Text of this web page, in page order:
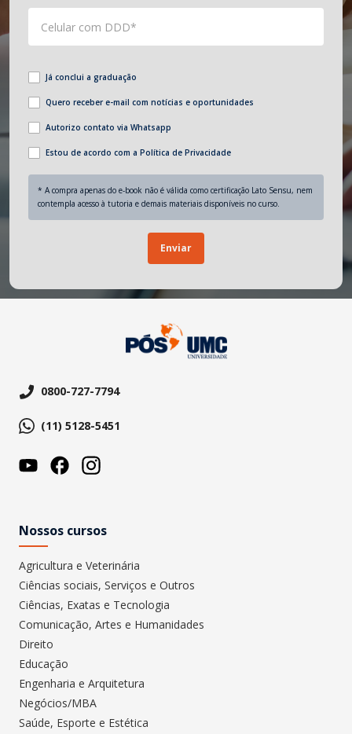
Celular com DDD*
Já conclui a graduação
Quero receber e-mail com notícias e oportunidades
Autorizo contato via Whatsapp
Estou de acordo com a Política de Privacidade
* A compra apenas do e-book não é válida como certificação Lato Sensu, nem
contempla acesso à tutoria e demais materiais disponíveis no curso.
Enviar
0800-727-7794
(11) 5128-5451
Nossos cursos
Agricultura e Veterinária
Ciências sociais, Serviços e Outros
Ciências, Exatas e Tecnologia
Comunicação, Artes e Humanidades
Direito
Educação
Engenharia e Arquitetura
Negócios/MBA
Saúde, Esporte e Estética